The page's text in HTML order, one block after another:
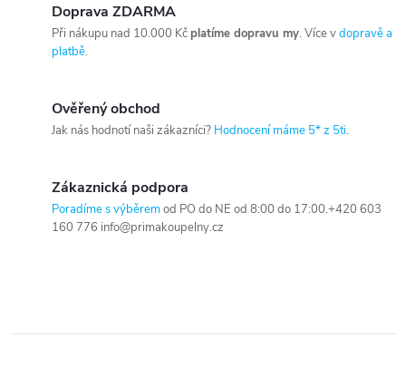
Doprava ZDARMA
Při nákupu nad 10.000 Kčplatíme dopravu my. Více vdopravě a
platbě.
Ověřený obchod
Jak nás hodnotí naši zákazníci? Hodnocení máme 5* z 5ti.
Zákaznická podpora
Poradíme s výběremod PO do NE od 8:00 do 17:00.+420 603
160 776 info@primakoupelny.cz